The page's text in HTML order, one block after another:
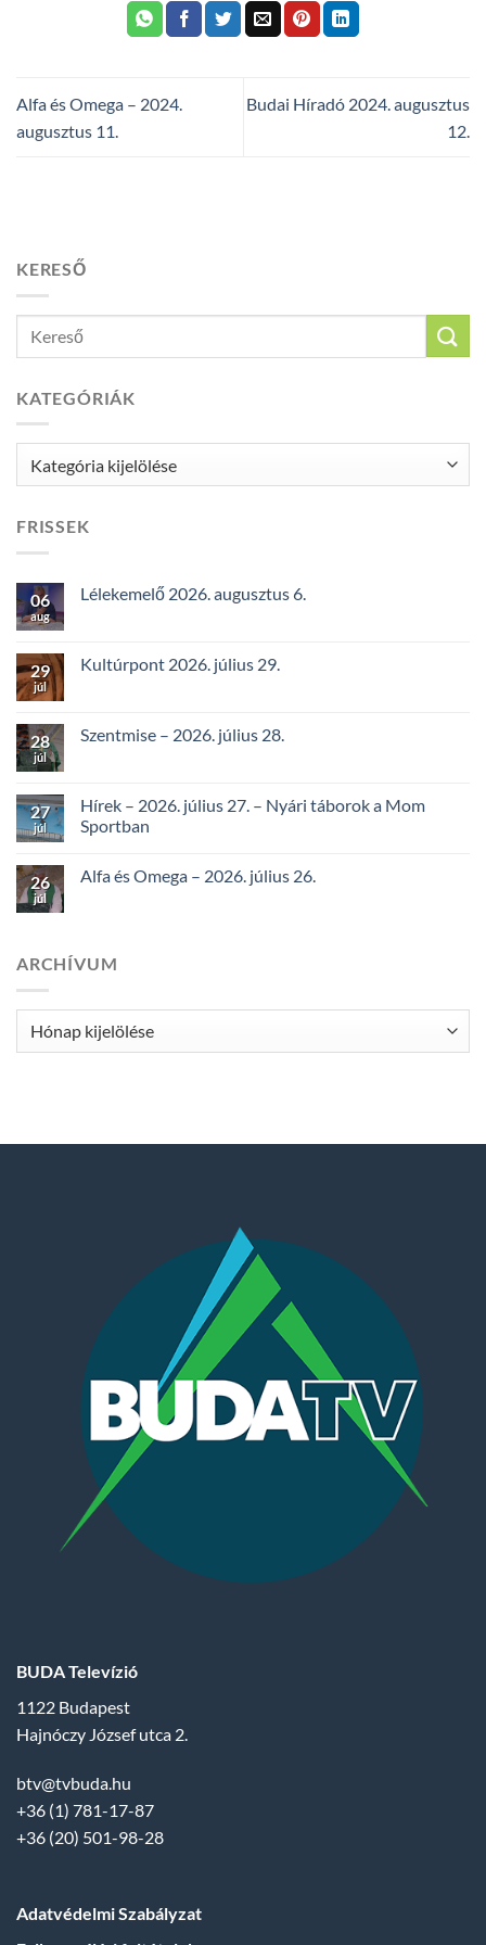
Alfa és Omega – 2024.
augusztus 11.
Budai Híradó 2024. augusztus
12.
KERESŐ
KATEGÓRIÁK
FRISSEK
06
aug
Lélekemelő 2026. augusztus 6.
29
júl
Kultúrpont 2026. július 29.
28
júl
Szentmise – 2026. július 28.
27
júl
Hírek – 2026. július 27. – Nyári táborok a Mom
Sportban
26
júl
Alfa és Omega – 2026. július 26.
ARCHÍVUM
Archívum
BUDA Televízió
1122 Budapest
Hajnóczy József utca 2.
btv@tvbuda.hu
+36 (1) 781-17-87
+36 (20) 501-98-28
Adatvédelmi Szabályzat